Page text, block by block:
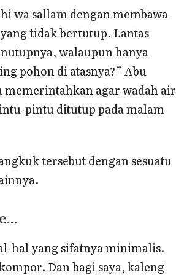
wa sallam dengan membawa
tidak bertutup. Lantas
walaupun hanya
pohon di atasnya?” Abu
memerintahkan agar wadah air
pintu ditutup pada malam
tersebut dengan sesuatu
hal yang sifatnya minimalis.
Dan bagi saya, kaleng